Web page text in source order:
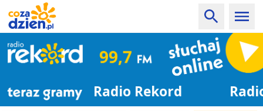
Radio Rekord